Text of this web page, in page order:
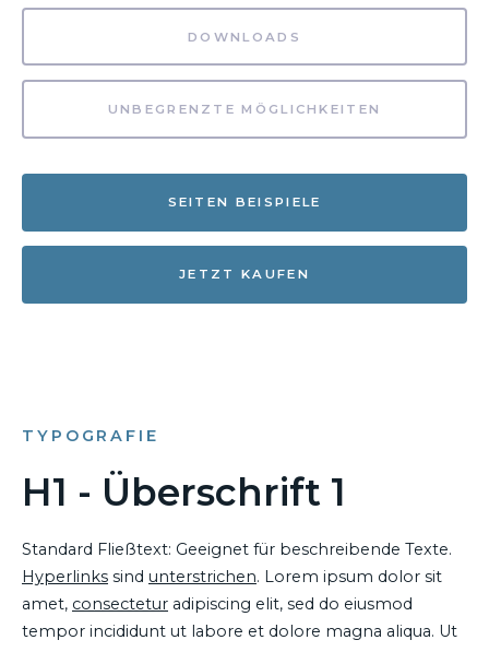
DOWNLOADS
UNBEGRENZTE MÖGLICHKEITEN
SEITEN BEISPIELE
JETZT KAUFEN
TYPOGRAFIE
H1 - Überschrift 1
Standard Fließtext: Geeignet für beschreibende Texte.
Hyperlinks sind unterstrichen. Lorem ipsum dolor sit
amet, consectetur adipiscing elit, sed do eiusmod
tempor incididunt ut labore et dolore magna aliqua. Ut